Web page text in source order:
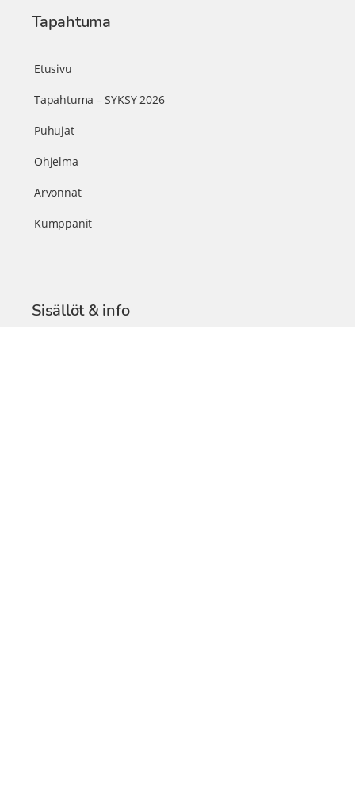
Tapahtuma
Etusivu
Tapahtuma – SYKSY 2026
Puhujat
Ohjelma
Arvonnat
Kumppanit
Sisällöt & info